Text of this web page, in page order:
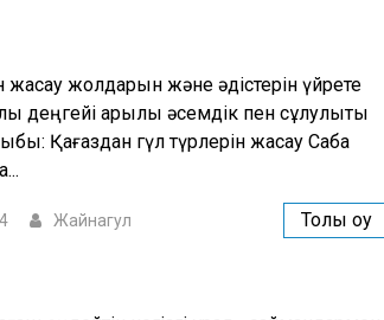
жасау жолдарын және әдістерін үйрете
арқылы әсемдік пен сұлулықты
Қағаздан гүл түрлерін жасау Сабақ
Жайнагул Толық оқу